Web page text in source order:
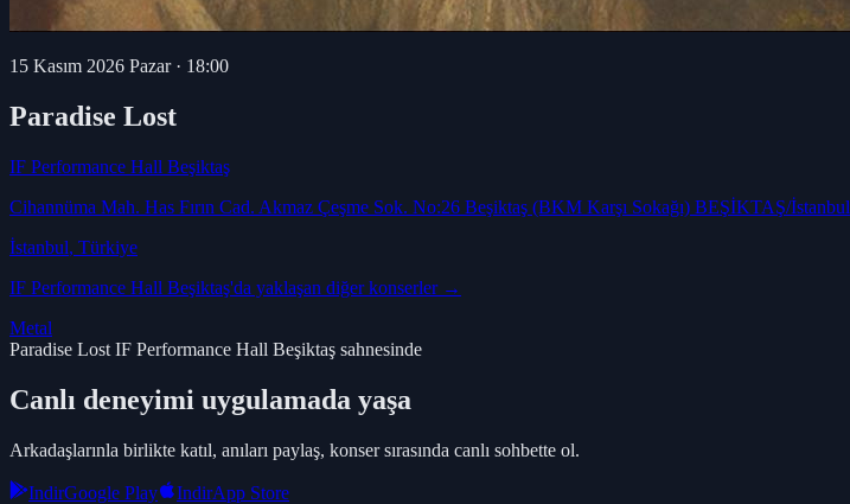
15 Kasım 2026 Pazar· 18:00
Paradise Lost
IF Performance Hall Beşiktaş
Cihannüma Mah. Has Fırın Cad. Akmaz Çeşme Sok. No:26 Beşiktaş (BKM Karşı Sokağı) BEŞİKTAŞ/İstanbul
İstanbul, Türkiye
IF Performance Hall Beşiktaş'da yaklaşan diğer konserler →
Metal
Paradise Lost IF Performance Hall Beşiktaş sahnesinde
Canlı deneyimi uygulamada yaşa
Arkadaşlarınla birlikte katıl, anıları paylaş, konser sırasında canlı sohbette ol.
IndirGoogle Play IndirApp Store